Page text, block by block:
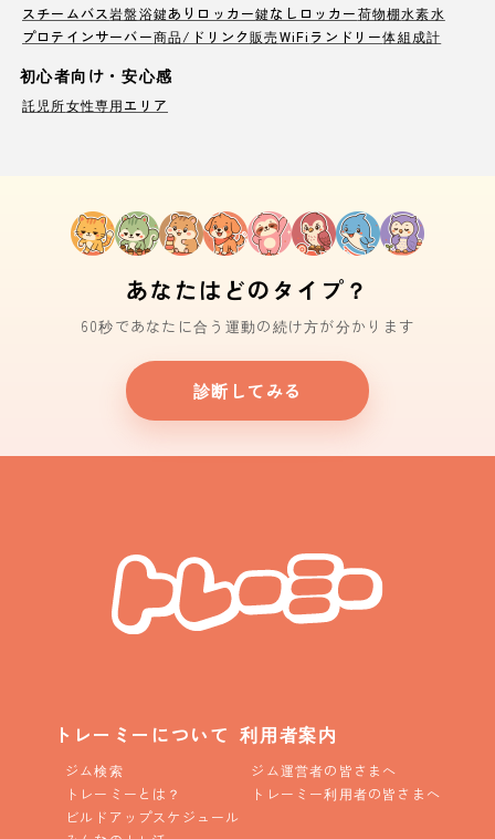
スチームバス岩盤浴鍵ありロッカー鍵なしロッカー荷物棚水素水
プロテインサーバー商品/ドリンク販売WiFi ランドリー体組成計
初心者向け・安心感
託児所女性専用エリア
あなたはどのタイプ？
60秒であなたに合う運動の続け方が分かります
診断してみる
トレーミーについて
ジム検索
トレーミーとは？
ビルドアップスケジュール
利用者案内
ジム運営者の皆さまへ
トレーミー利用者の皆さまへ